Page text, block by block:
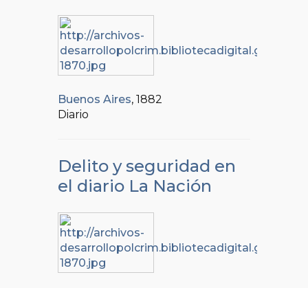
Buenos Aires, 1882
Diario
Delito y seguridad en
el diario La Nación